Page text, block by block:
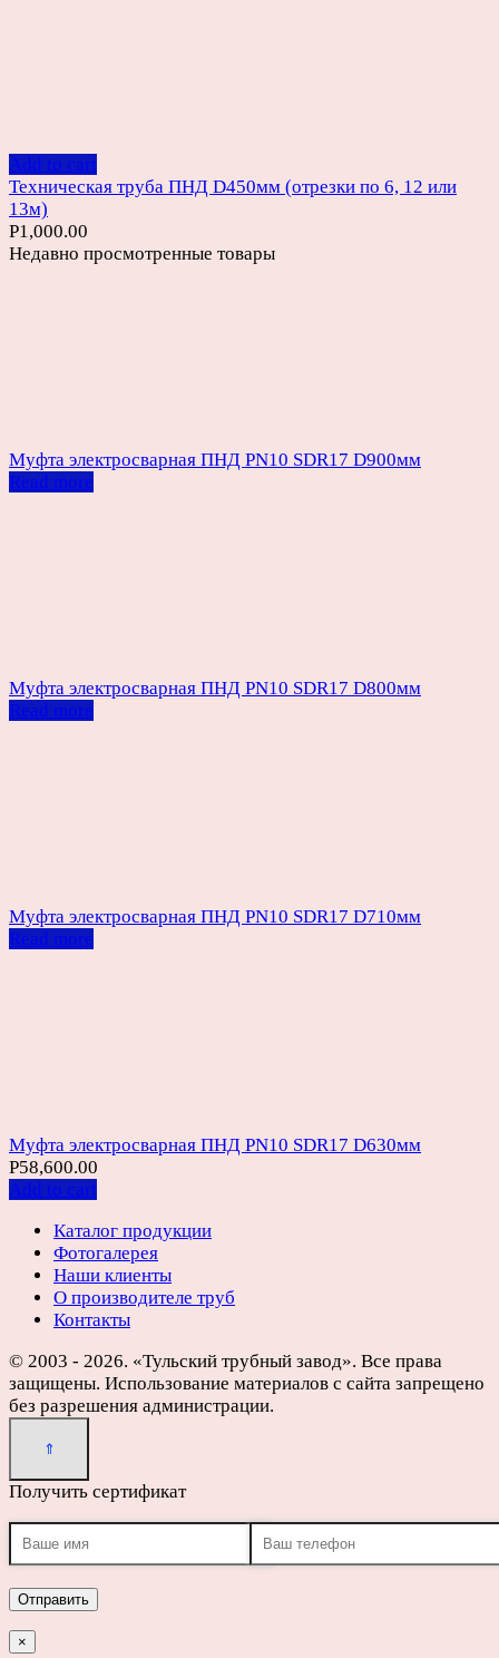
Add to cart
Техническая труба ПНД D450мм (отрезки по 6, 12 или
13м)
Р1,000.00
Недавно просмотренные товары
Муфта электросварная ПНД PN10 SDR17 D900мм
Read more
Муфта электросварная ПНД PN10 SDR17 D800мм
Read more
Муфта электросварная ПНД PN10 SDR17 D710мм
Read more
Муфта электросварная ПНД PN10 SDR17 D630мм
Р58,600.00
Add to cart
Каталог продукции
Фотогалерея
Наши клиенты
О производителе труб
Контакты
© 2003 - 2026. «Тульский трубный завод». Все права
защищены. Использование материалов с сайта запрещено
без разрешения администрации.
Получить сертификат
×